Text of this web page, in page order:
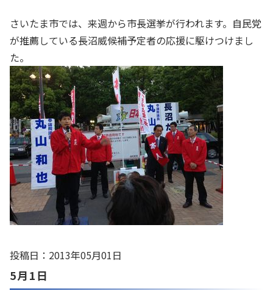
さいたま市では、来週から市長選挙が行われます。自民党
が推薦している長沼威候補予定者の応援に駆けつけまし
た。
投稿日：2013年05月01日
5月1日